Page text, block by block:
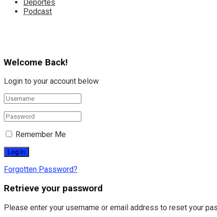
Deportes
Podcast
Welcome Back!
Login to your account below
Remember Me
Forgotten Password?
Retrieve your password
Please enter your username or email address to reset your